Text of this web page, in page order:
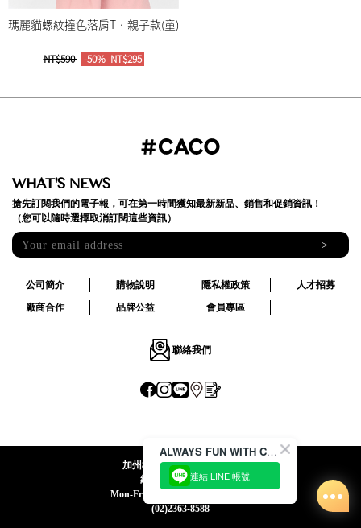
瑪麗貓螺紋撞色落肩T‧親子款(童)
NT$590 -50% NT$295
WHAT'S NEWS
搶先訂閱我們的電子報，可在第一時間獲知最新新品、銷售和促銷資訊！
（您可以隨時選擇取消訂閱這些資訊）
>
公司簡介 購物說明 隱私權政策
人才招募
廠商合作
品牌公益 會員專區
聯絡我們
加州椰子國際股份有限公司
統一編號:24492069
Mon-Fri 09:00-12:30 / 13:30-18:00
(02)2363-8588
ALWAYS FUN WITH CACO !
連結 LINE 帳號